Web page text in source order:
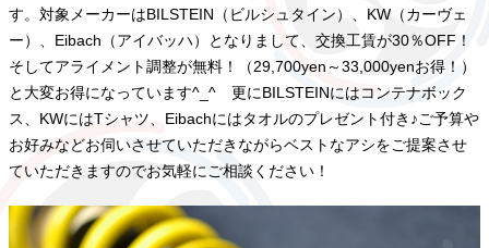
す。対象メーカーはBILSTEIN（ビルシュタイン）、KW（カーヴェ
ー）、Eibach（アイバッハ）となりまして、交換工賃が30％OFF！
そしてアライメント調整が無料！（29,700yen～33,000yenお得！）
と大変お得になっています^_^ 更にBILSTEINにはコンテナボック
ス、KWにはTシャツ、Eibachにはタオルのプレゼント付き♪ご予算や
お好みなどお伺いさせていただきながらベストなアシをご提案させ
ていただきますのでお気軽にご相談ください！